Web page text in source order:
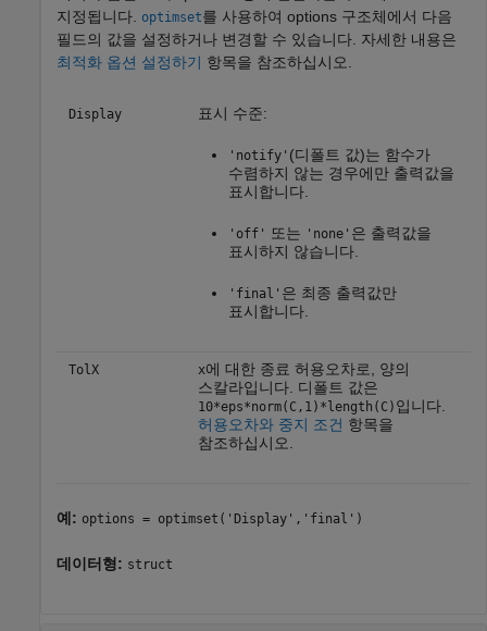
지정됩니다.
optimset를 사용하여 options 구조체에서 다음
필드의 값을 설정하거나 변경할 수 있습니다. 자세한 내용은
최적화 옵션 설정하기 항목을 참조하십시오.
Display 표시 수준:
'notify' (디폴트 값)는 함수가
수렴하지 않는 경우에만 출력값을
표시합니다.
'off' 또는 'none' 은 출력값을
표시하지 않습니다.
'final' 은 최종 출력값만
표시합니다.
TolX x에 대한 종료 허용오차로, 양의
스칼라입니다. 디폴트 값은
10*eps*norm(C,1)*length(C) 입니다.
허용오차와 중지 조건 항목을
참조하십시오.
예: options = optimset('Display','final')
데이터형: struct